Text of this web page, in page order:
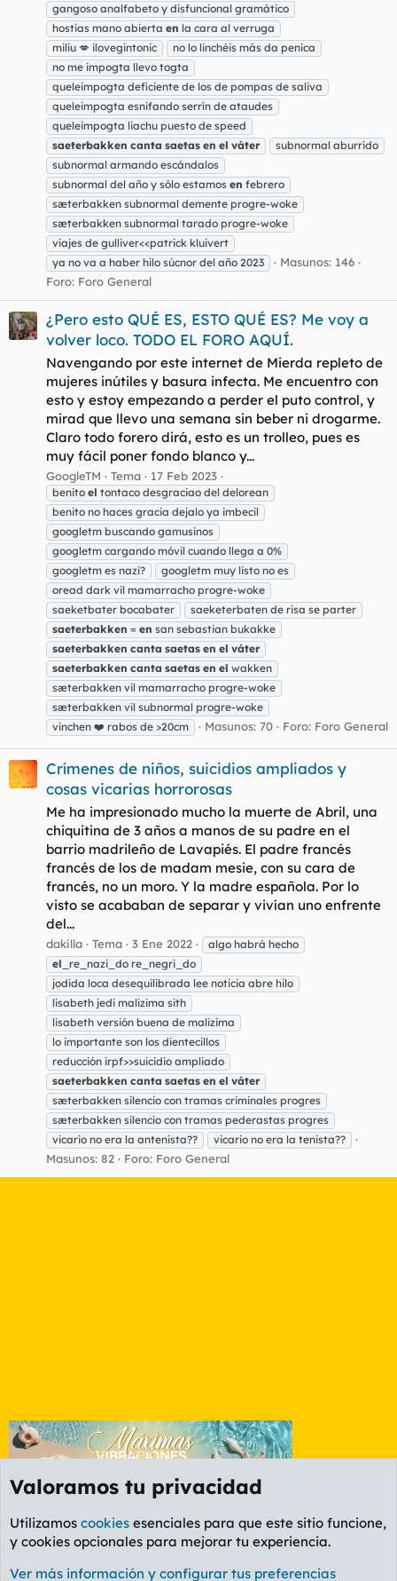
gangoso analfabeto y disfuncional gramático
hostias mano abierta en la cara al verruga
miliu 💋 ilovegintonic
no lo linchéis más da penica
no me impogta llevo togta
queleimpogta deficiente de los de pompas de saliva
queleimpogta esnifando serrín de ataudes
queleimpogta liachu puesto de speed
saeterbakken canta saetas en el váter
subnormal aburrido
subnormal armando escándalos
subnormal del año y sólo estamos en febrero
sæterbakken subnormal demente progre-woke
sæterbakken subnormal tarado progre-woke
viajes de gulliver<<patrick kluivert
ya no va a haber hilo súcnor del año 2023
Masunos: 146
Foro: Foro General
¿Pero esto QUÉ ES, ESTO QUÉ ES? Me voy a
volver loco. TODO EL FORO AQUÍ.
Navengando por este internet de Mierda repleto de
mujeres inútiles y basura infecta. Me encuentro con
esto y estoy empezando a perder el puto control, y
mirad que llevo una semana sin beber ni drogarme.
Claro todo forero dirá, esto es un trolleo, pues es
muy fácil poner fondo blanco y...
GoogleTM Tema 17 Feb 2023
benito el tontaco desgraciao del delorean
benito no haces gracia dejalo ya imbecil
googletm buscando gamusinos
googletm cargando móvil cuando llega a 0%
googletm es nazi?
googletm muy listo no es
oread dark vil mamarracho progre-woke
saeketbater bocabater
saeketerbaten de risa se parter
saeterbakken = en san sebastian bukakke
saeterbakken canta saetas en el váter
saeterbakken canta saetas en el wakken
sæterbakken vil mamarracho progre-woke
sæterbakken vil subnormal progre-woke
vinchen ❤️ rabos de >20cm
Masunos: 70 Foro: Foro General
Crímenes de niños, suicidios ampliados y
cosas vicarias horrorosas
Me ha impresionado mucho la muerte de Abril, una
chiquitina de 3 años a manos de su padre en el
barrio madrileño de Lavapiés. El padre francés
francés de los de madam mesie, con su cara de
francés, no un moro. Y la madre española. Por lo
visto se acababan de separar y vivían uno enfrente
del...
dakilla Tema 3 Ene 2022
algo habrá hecho
el _re_nazi_do re_negri_do
jodida loca desequilibrada lee noticia abre hilo
lisabeth jedi malizima sith
lisabeth versión buena de malizima
lo importante son los dientecillos
reducción irpf>>suicidio ampliado
saeterbakken canta saetas en el váter
sæterbakken silencio con tramas criminales progres
sæterbakken silencio con tramas pederastas progres
vicario no era la antenista??
vicario no era la tenista??
Masunos: 82 Foro: Foro General
Etiquetas
Valoramos tu privacidad
Utilizamos cookies esenciales para que este sitio funcione,
y cookies opcionales para mejorar tu experiencia.
Ver más información y configurar tus preferencias